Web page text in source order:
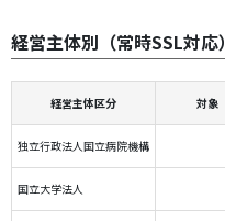
経営主体別（常時SSL対応）
経営主体区分 対象
独立行政法人国立病院機構
国立大学法人